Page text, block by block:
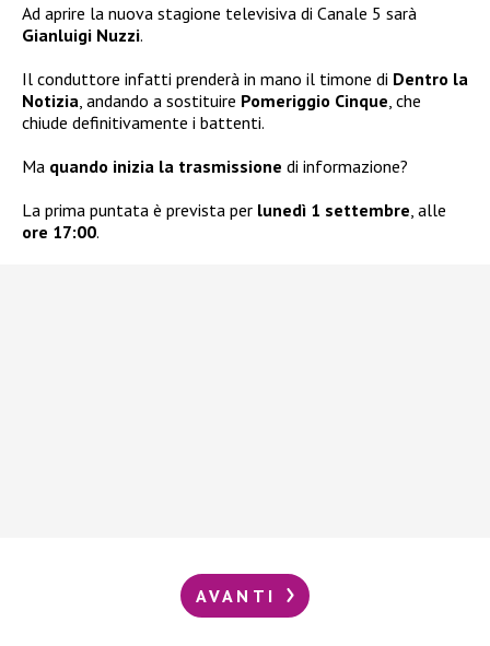
Ad aprire la nuova stagione televisiva di Canale 5 sarà
Gianluigi Nuzzi.
Il conduttore infatti prenderà in mano il timone di Dentro la
Notizia , andando a sostituire Pomeriggio Cinque , che
chiude definitivamente i battenti.
Ma quando inizia la trasmissione di informazione?
La prima puntata è prevista per lunedì 1 settembre , alle
ore 17:00.
AVANTI